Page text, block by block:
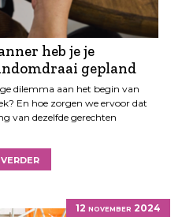
heb je je
gepland
dilemma aan het begin van
En hoe zorgen we ervoor dat
van dezelfde gerechten
verder
12 november 2024